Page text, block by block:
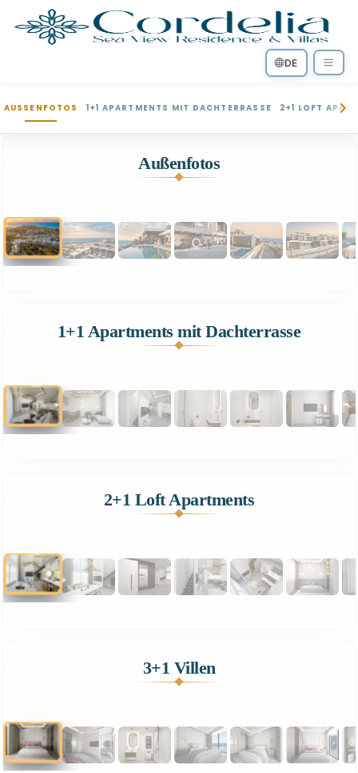
DE
AUSSENFOTOS 1+1 APARTMENTS MIT DACHTERRASSE 2+1 LOFT
Außenfotos
1 30
1+1 Apartments mit Dachterrasse
1 10
2+1 Loft Apartments
1 14
3+1 Villen
1 21